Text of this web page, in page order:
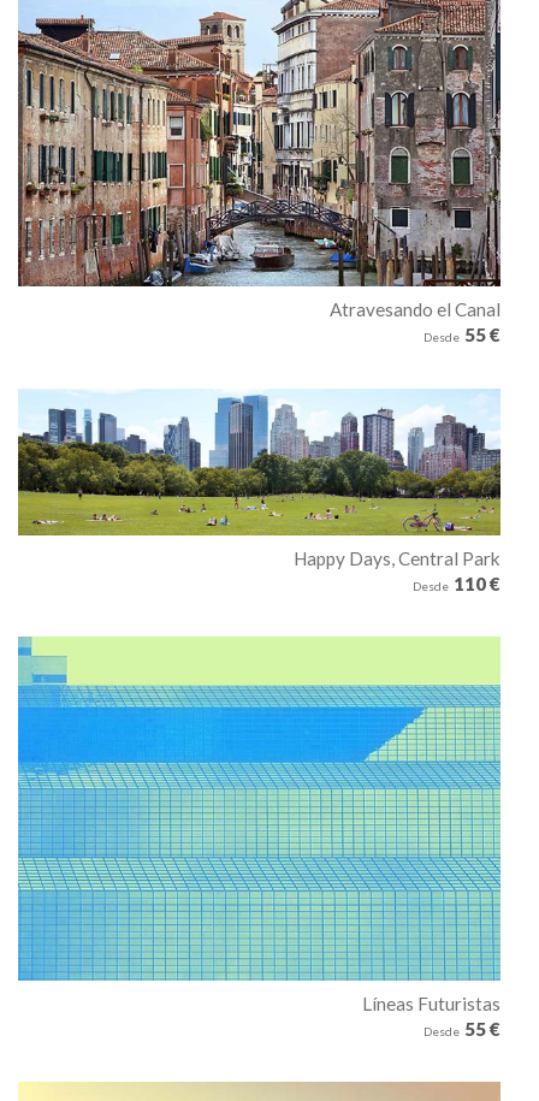
Atravesando el Canal
Desde 55 €
Happy Days, Central Park
Desde 110 €
Líneas Futuristas
Desde 55 €